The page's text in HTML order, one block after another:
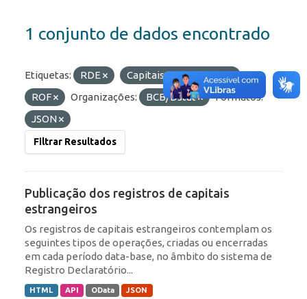
1 conjunto de dados encontrado
Etiquetas: RDE
Capitais Estrangeiros
ROF
Organizações: BCB/Dstat
Formatos:
JSON
Filtrar Resultados
Publicação dos registros de capitais
estrangeiros
Os registros de capitais estrangeiros contemplam os
seguintes tipos de operações, criadas ou encerradas
em cada período data-base, no âmbito do sistema de
Registro Declaratório...
HTML API OData JSON